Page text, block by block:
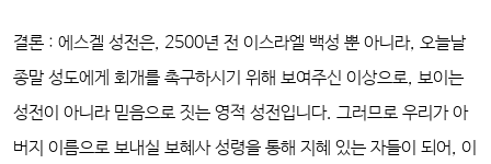
결론 : 에스겔 성전은, 2500년 전 이스라엘 백성 뿐 아니라, 오늘날
종말 성도에게 회개를 촉구하시기 위해 보여주신 이상으로, 보이는
성전이 아니라 믿음으로 짓는 영적 성전입니다. 그러므로 우리가 아
버지 이름으로 보내실 보혜사 성령을 통해 지혜 있는 자들이 되어, 이